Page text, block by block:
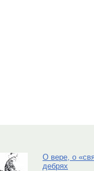
О вере, о
дебрях